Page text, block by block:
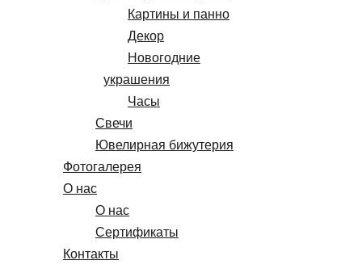
Картины и панно
Декор
Новогодние
украшения
Часы
Свечи
Ювелирная бижутерия
Фотогалерея
О нас
О нас
Сертификаты
Контакты